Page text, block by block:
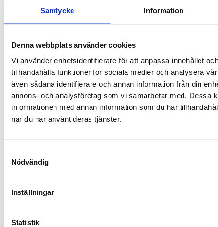
Samtycke Information
Denna webbplats använder cookies
Vi använder enhetsidentifierare för att anpassa innehållet
tillhandahålla funktioner för sociala medier och analysera
även sådana identifierare och annan information från din
annons- och analysföretag som vi samarbetar med. Dessa
informationen med annan information som du har
när du har använt deras tjänster.
Nödvändig
Inställningar
Statistik
Anmäl dig eller ställ en
fråga
Fyll i formuläret nedan om du vill anmäla dig
eller få mer information. Ange gärna
utbildningens namn och önskad
Namn
E-post